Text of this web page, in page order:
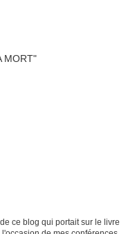
ce blog qui portait sur le livre